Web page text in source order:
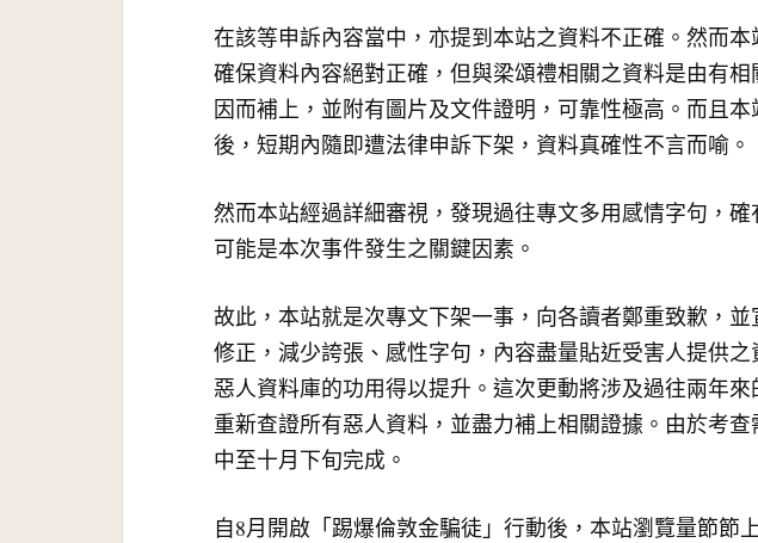
在該等申訴內容當中，亦提到本站之資料不正確。然而
確保資料內容絕對正確，但與梁頌禮相關之資料是由有相
因而補上，並附有圖片及文件證明，可靠性極高。而且
後，短期內隨即遭法律申訴下架，資料真確性不言而喻。
然而本站經過詳細審視，發現過往專文多用感情字句，
可能是本次事件發生之關鍵因素。
故此，本站就是次專文下架一事，向各讀者鄭重致歉，
修正，減少誇張、感性字句，內容盡量貼近受害人提供
惡人資料庫的功用得以提升。這次更動將涉及過往兩年
重新查證所有惡人資料，並盡力補上相關證據。由於考查
中至十月下旬完成。
自8月開啟「踢爆倫敦金騙徒」行動後，本站瀏覽量節節